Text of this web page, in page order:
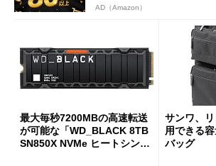
AD（Amazon）
最大毎秒7200MBの高速転送
が可能な「WD_BLACK 8TB
SN850X NVMe ヒートシンク
サンワ、
用できる
バッグ